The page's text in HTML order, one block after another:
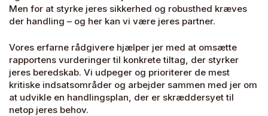
Men for at styrke jeres sikkerhed og robusthed kræves
der handling – og her kan vi være jeres partner.
Vores erfarne rådgivere hjælper jer med at omsætte
rapportens vurderinger til konkrete tiltag, der styrker
jeres beredskab. Vi udpeger og prioriterer de mest
kritiske indsatsområder og arbejder sammen med jer om
at udvikle en handlingsplan, der er skræddersyet til
netop jeres behov.